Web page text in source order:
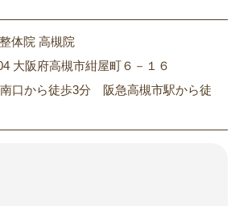
体院 高槻院
大阪府高槻市紺屋町６－１６
口から徒歩3分 阪急高槻市駅から徒